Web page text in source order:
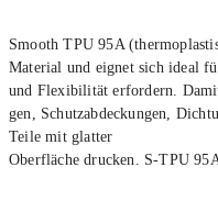
Smooth TPU 95A
Mate­ri­al und eig­net sich ide­al
und Fle­xi­bi­li­tät erfor­dern.
gen, Schutz­ab­de­ckun­gen,
Tei­le mit glat­ter
Ober­flä­che dru­cken. S-TPU